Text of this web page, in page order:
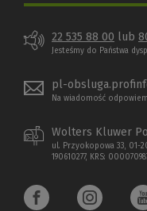
22 535 88 00 lub
Jesteśmy do Państwa
pl-
Na wiadomość
Wolters Kluwer
ul. Przyokopowa 33, 01-
190610277, KRS: